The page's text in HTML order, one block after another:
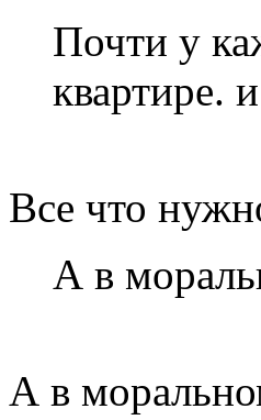
Почти у
квартире.
Все что
А в
А в